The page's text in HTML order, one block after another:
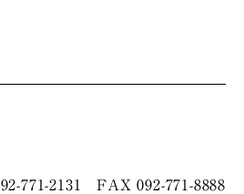
771-2131 FAX 092-771-8888